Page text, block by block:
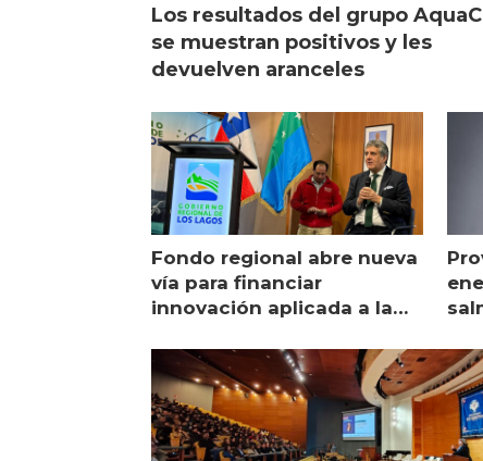
Los resultados del grupo
se muestran positivos y les
devuelven aranceles
Fondo regional abre nueva
vía para financiar
innovación aplicada a la